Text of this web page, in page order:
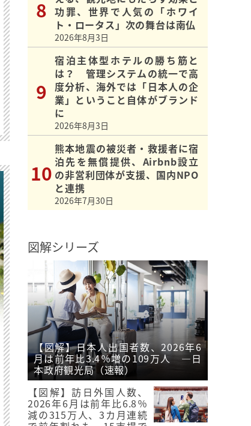
功罪、世界で人気の「ホワイ
ト・ロータス」次の舞台は南仏
2026年8月3日
宿泊主体型ホテルの勝ち筋と
は？ 管理システムの統一で高
度分析、海外では「日本人の企
業」ということ自体がブランド
に
2026年8月3日
熊本地震の被災者・救援者に宿
泊先を無償提供、Airbnb設立
の非営利団体が支援、国内NPO
と連携
2026年7月30日
図解シリーズ
【図解】日本人出国者数、2026年6
月は前年比3.4％増の109万人 ―日
本政府観光局（速報）
【図解】訪日外国人数、
2026年6月は前年比6.8％
減の315万人、3カ月連続